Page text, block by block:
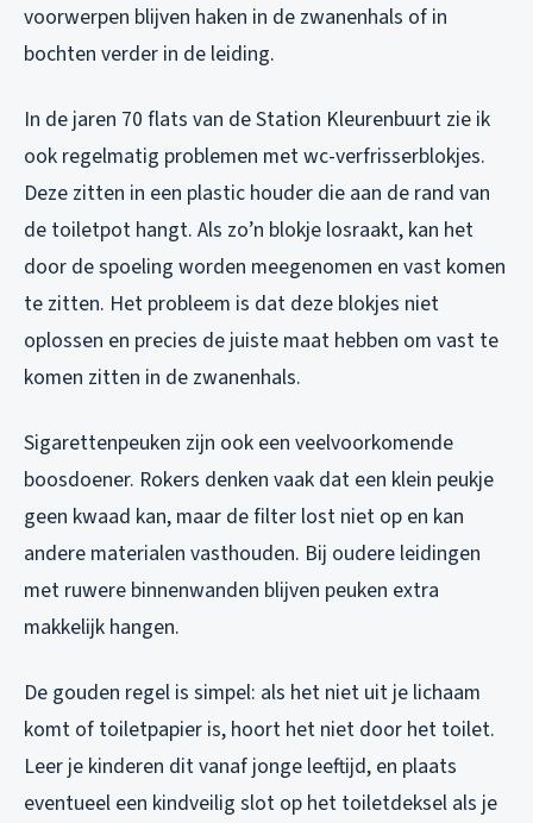
voorwerpen blijven haken in de zwanenhals of in
bochten verder in de leiding.
In de jaren 70 flats van de Station Kleurenbuurt zie ik
ook regelmatig problemen met wc-verfrisserblokjes.
Deze zitten in een plastic houder die aan de rand van
de toiletpot hangt. Als zo’n blokje losraakt, kan het
door de spoeling worden meegenomen en vast komen
te zitten. Het probleem is dat deze blokjes niet
oplossen en precies de juiste maat hebben om vast te
komen zitten in de zwanenhals.
Sigarettenpeuken zijn ook een veelvoorkomende
boosdoener. Rokers denken vaak dat een klein peukje
geen kwaad kan, maar de filter lost niet op en kan
andere materialen vasthouden. Bij oudere leidingen
met ruwere binnenwanden blijven peuken extra
makkelijk hangen.
De gouden regel is simpel: als het niet uit je lichaam
komt of toiletpapier is, hoort het niet door het toilet.
Leer je kinderen dit vanaf jonge leeftijd, en plaats
eventueel een kindveilig slot op het toiletdeksel als je